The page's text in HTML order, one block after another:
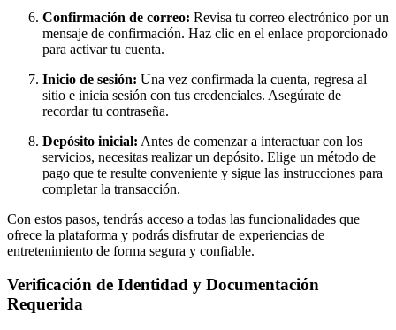
Confirmación de correo: Revisa tu correo electrónico por un
mensaje de confirmación. Haz clic en el enlace proporcionado
para activar tu cuenta.
Inicio de sesión: Una vez confirmada la cuenta, regresa al
sitio e inicia sesión con tus credenciales. Asegúrate de
recordar tu contraseña.
Depósito inicial: Antes de comenzar a interactuar con los
servicios, necesitas realizar un depósito. Elige un método de
pago que te resulte conveniente y sigue las instrucciones para
completar la transacción.
Con estos pasos, tendrás acceso a todas las funcionalidades que
ofrece la plataforma y podrás disfrutar de experiencias de
entretenimiento de forma segura y confiable.
Verificación de Identidad y Documentación
Requerida